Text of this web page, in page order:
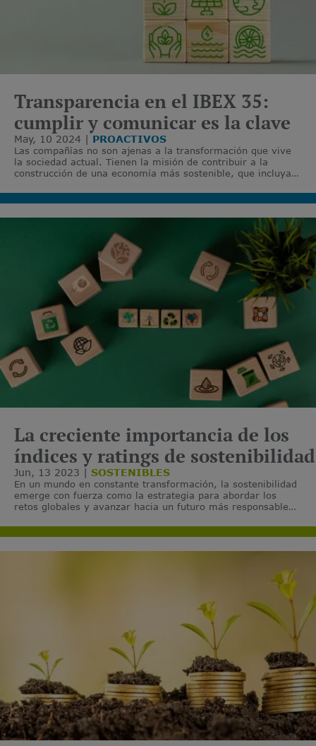
Transparencia en el IBEX 35:
cumplir y comunicar es la clave
May, 10 2024 PROACTIVOS
Las compañías no son ajenas a la transformación que vive
la sociedad actual. Tienen la misión de contribuir a la
construcción de una economía más sostenible, que incluya
corporativa.
La creciente importancia de los
índices y ratings de sostenibilidad
Jun, 13 2023 SOSTENIBLES
En un mundo en constante transformación, la sostenibilidad
emerge con fuerza como la estrategia para abordar los
retos globales y avanzar hacia un futuro más responsable